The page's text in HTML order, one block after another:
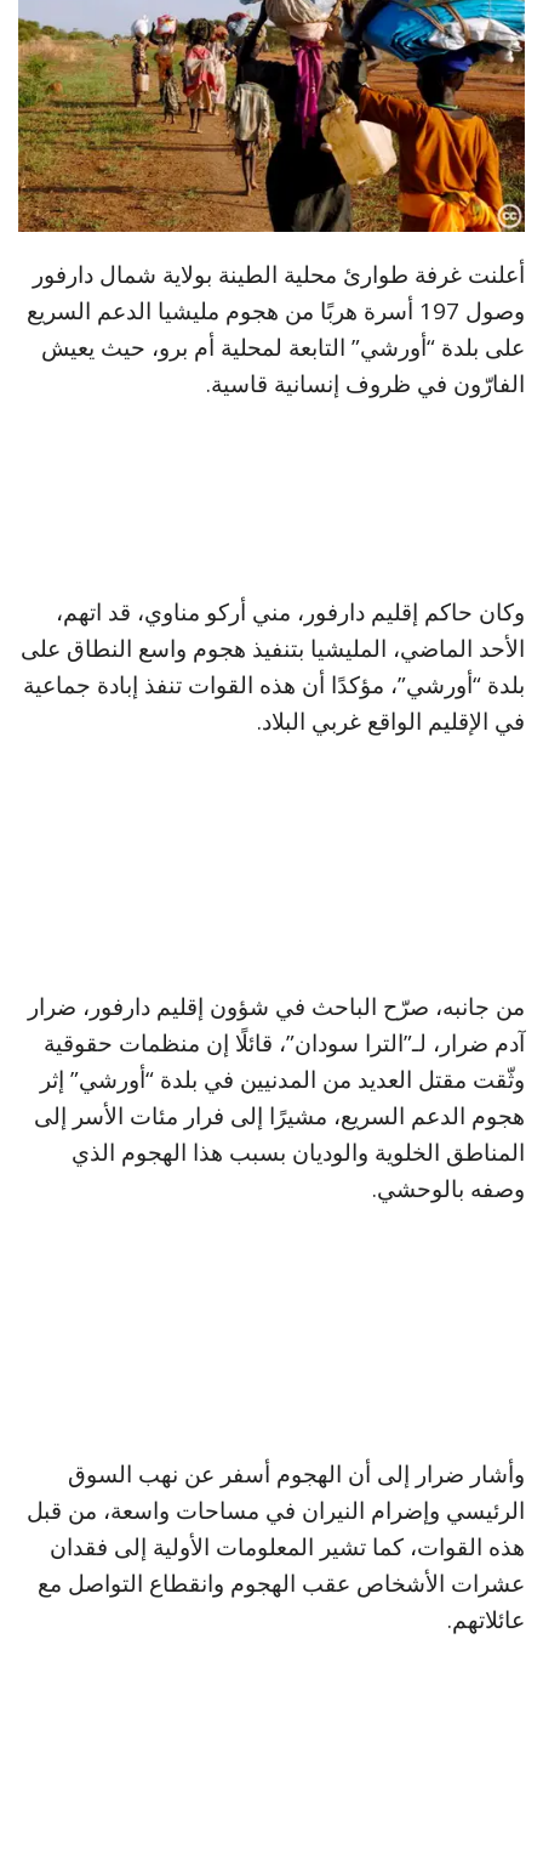
أعلنت غرفة طوارئ محلية الطينة بولاية شمال دارفور
وصول 197 أسرة هربًا من هجوم مليشيا الدعم السريع
على بلدة “أورشي” التابعة لمحلية أم برو، حيث يعيش
الفارّون في ظروف إنسانية قاسية.
وكان حاكم إقليم دارفور، مني أركو مناوي، قد اتهم،
الأحد الماضي، المليشيا بتنفيذ هجوم واسع النطاق على
بلدة “أورشي”، مؤكدًا أن هذه القوات تنفذ إبادة جماعية
في الإقليم الواقع غربي البلاد.
من جانبه، صرّح الباحث في شؤون إقليم دارفور، ضرار
آدم ضرار، لـ”الترا سودان”، قائلًا إن منظمات حقوقية
وثّقت مقتل العديد من المدنيين في بلدة “أورشي” إثر
هجوم الدعم السريع، مشيرًا إلى فرار مئات الأسر إلى
المناطق الخلوية والوديان بسبب هذا الهجوم الذي
وصفه بالوحشي.
وأشار ضرار إلى أن الهجوم أسفر عن نهب السوق
الرئيسي وإضرام النيران في مساحات واسعة، من قبل
هذه القوات، كما تشير المعلومات الأولية إلى فقدان
عشرات الأشخاص عقب الهجوم وانقطاع التواصل مع
عائلاتهم.